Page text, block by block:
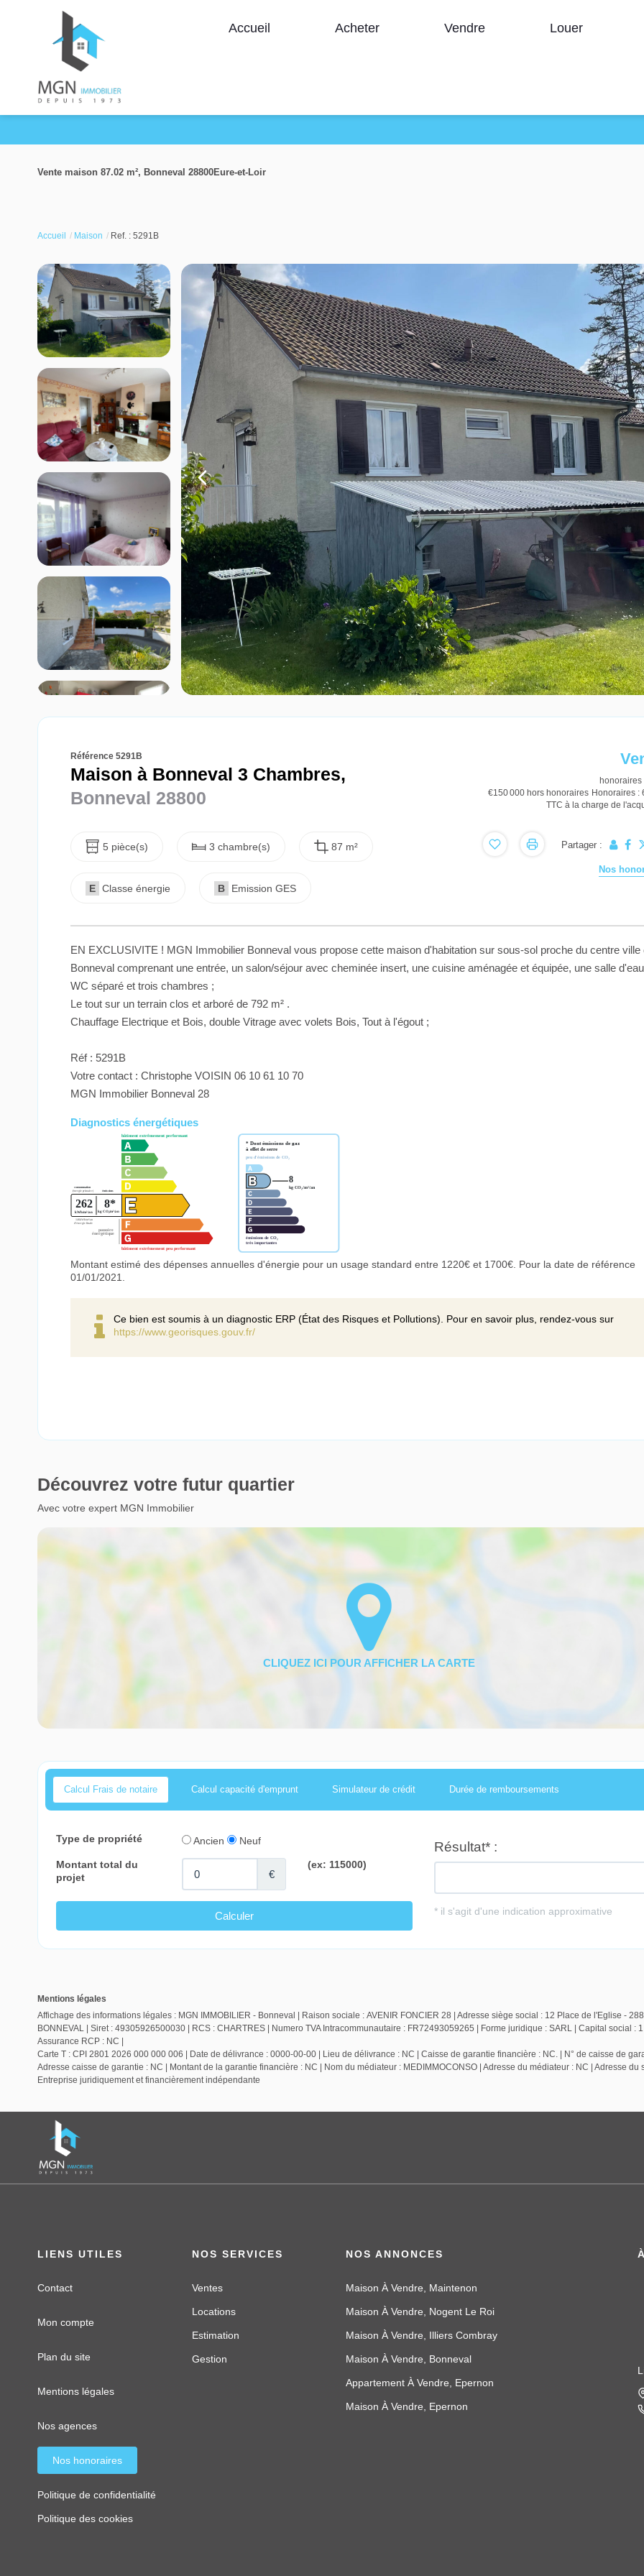
Accueil Acheter Vendre Louer
Vente maison 87.02 m², Bonneval 28800Eure-et-Loir
Accueil Maison Ref. : 5291B
Référence 5291B
Maison à Bonneval 3 Chambres,
Bonneval 28800
5 pièce(s) 3 chambre(s) 87 m²
E Classe énergie B Emission GES
€150 000 hors honoraires Honoraires :
TTC à la charge de
Partager :
Nos
EN EXCLUSIVITE ! MGN Immobilier Bonneval vous propose cette maison d'habitation sur sous-sol proche du centre ville
Bonneval comprenant une entrée, un salon/séjour avec cheminée insert, une cuisine aménagée et équipée, une salle
WC séparé et trois chambres ;
Le tout sur un terrain clos et arboré de 792 m² .
Chauffage Electrique et Bois, double Vitrage avec volets Bois, Tout à l'égout ;
Réf : 5291B
Votre contact : Christophe VOISIN 06 10 61 10 70
MGN Immobilier Bonneval 28
Diagnostics énergétiques
Montant estimé des dépenses annuelles d'énergie pour un usage standard entre 1220€ et 1700€. Pour la date de référence
01/01/2021.
Ce bien est soumis à un diagnostic ERP (État des Risques et Pollutions). Pour en savoir plus, rendez-vous sur
https://www.georisques.gouv.fr/
Découvrez votre futur quartier
Avec votre expert MGN Immobilier
Calcul Frais de notaire Calcul capacité d'emprunt Simulateur de crédit Durée de remboursements
Mentions légales
Affichage des informations légales : MGN IMMOBILIER - Bonneval | Raison sociale : AVENIR FONCIER 28 | Adresse siège social : 12 Place de l'Eglise -
BONNEVAL | Siret : 49305926500030 | RCS : CHARTRES | Numero TVA Intracommunautaire : FR72493059265 | Forme juridique : SARL | Capital social :
Assurance RCP : NC |
Carte T : CPI 2801 2026 000 000 006 | Date de délivrance : 0000-00-00 | Lieu de délivrance : NC | Caisse de garantie financière : NC. | N° de caisse de
Adresse caisse de garantie : NC | Montant de la garantie financière : NC | Nom du médiateur : MEDIMMOCONSO | Adresse du médiateur : NC | Adresse du
Entreprise juridiquement et financièrement indépendante
LIENS UTILES
Contact
Mon compte
Plan du site
Mentions légales
Nos agences
Nos honoraires
Politique de confidentialité
Politique des cookies
NOS SERVICES
Ventes
Locations
Estimation
Gestion
NOS ANNONCES
Maison À Vendre, Maintenon
Maison À Vendre, Nogent Le Roi
Maison À Vendre, Illiers Combray
Maison À Vendre, Bonneval
Appartement À Vendre, Epernon
Maison À Vendre, Epernon